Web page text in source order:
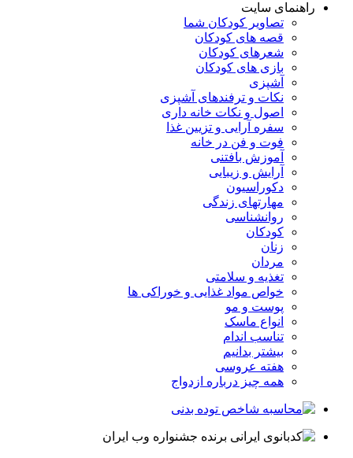
راهنمای سایت
تصاویر کودکان شما
قصه های کودکان
شعرهای کودکان
بازی های کودکان
آشپزی
نکات و ترفندهای آشپزی
اصول و نکات خانه داری
سفره آرایی و تزیین غذا
فوت و فن در خانه
آموزش بافتنی
آرایش و زیبایی
دکوراسیون
مهارتهای زندگی
روانشناسی
کودکان
زنان
مردان
تغذیه و سلامتی
خواص مواد غذایی و خوراکی ها
پوست و مو
انواع ماسک
تناسب اندام
بیشتر بدانیم
هفته عروسی
همه چیز درباره ازدواج